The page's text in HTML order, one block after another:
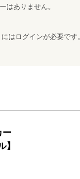
ー
はありません。
はログインが必要です。